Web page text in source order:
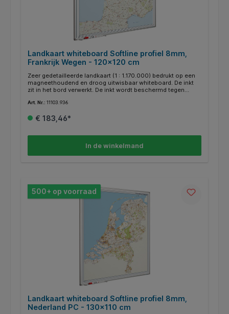
Landkaart whiteboard Softline profiel 8mm,
Frankrijk Wegen - 120x120 cm
Zeer gedetailleerde landkaart (1 : 1.170.000) bedrukt op een
magneethoudend en droog uitwisbaar whiteboard. De inkt
zit in het bord verwerkt. De inkt wordt beschermd tegen
aanvraag. Voorzien van geanodiseerd softline profiel.
Art. Nr.: 11103.936
€ 183,46*
In de winkelmand
500+ op voorraad
Landkaart whiteboard Softline profiel 8mm,
Nederland PC - 130x110 cm